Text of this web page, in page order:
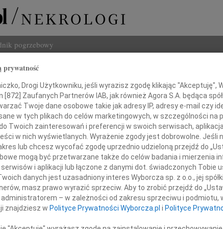
pogrzebowy
Górski
smutkiem i żalem przyjęliśmy wiadomość o śmierci
Ojca
prywatność
Drogi Użytkowniku, jeśli wyrazisz zgodę klikając "Akceptuję",
[872] Zaufanych Partnerów IAB, jak również Agora S.A. będąca
Twoje dane osobowe takie jak adresy IP, adresy e-mail czy
w tych plikach do celów marketingowych, w szczególności na
Twoich zainteresowań i preferencji w swoich serwisach,
w nich wyświetlanych. Wyrażenie zgody jest dobrowolne. Jeśli
lub chcesz wycofać zgodę uprzednio udzieloną przejdź do
mogą być przetwarzane także do celów badania i mierzenia
i aplikacji lub łączone z danymi dot. świadczonych Tobie
danych jest uzasadniony interes Wyborcza sp. z o.o., jej
masz prawo wyrazić sprzeciw. Aby to zrobić przejdź do
– w zależności od zakresu sprzeciwu i podmiotu,
znajdziesz w Polityce Prywatności Wyborcza.pl i Polityce